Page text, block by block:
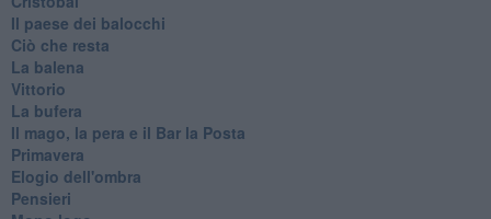
Il paese dei balocchi
Ciò che resta
La balena
Vittorio
La bufera
Il mago, la pera e il Bar la Posta
Primavera
Elogio dell'ombra
Pensieri